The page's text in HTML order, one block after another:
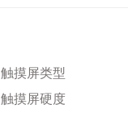
触摸屏类型
触摸屏硬度